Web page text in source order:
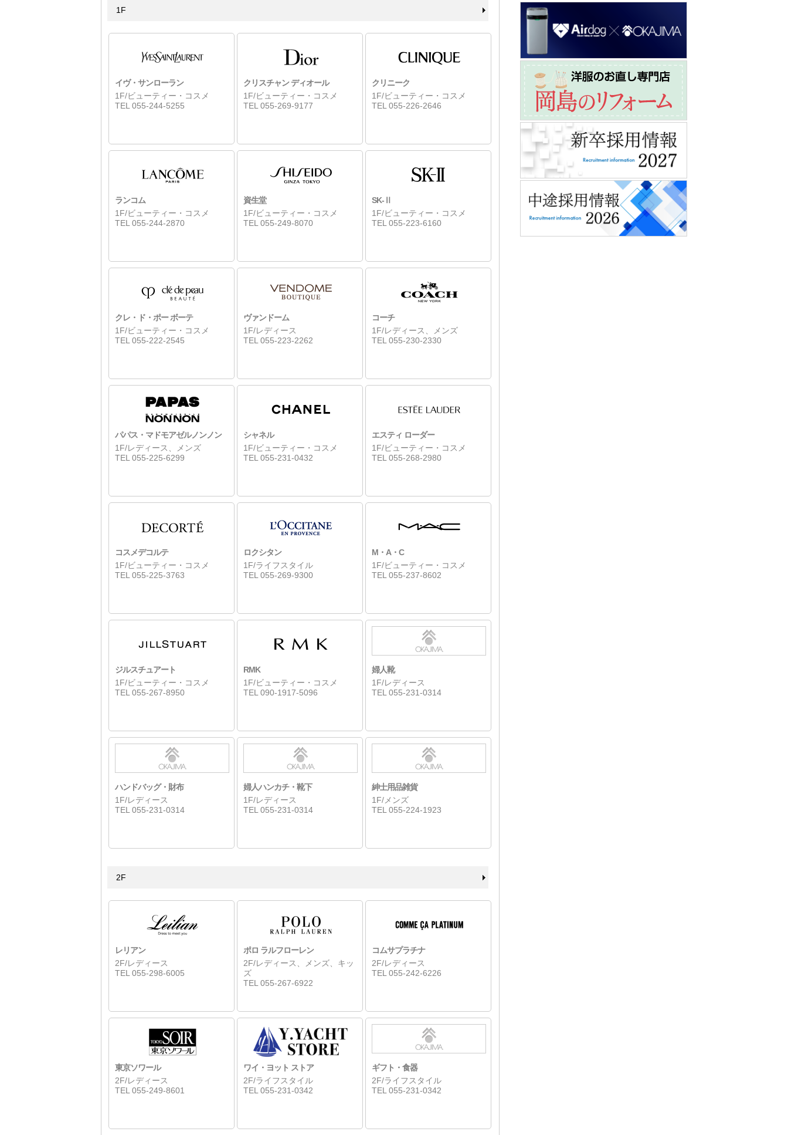
1F
イヴ・サンローラン
1F/ビューティー・コスメ
TEL 055-244-5255
クリスチャン ディオール
1F/ビューティー・コスメ
TEL 055-269-9177
クリニーク
1F/ビューティー・コスメ
TEL 055-226-2646
ランコム
1F/ビューティー・コスメ
TEL 055-244-2870
資生堂
1F/ビューティー・コスメ
TEL 055-249-8070
SK-Ⅱ
1F/ビューティー・コスメ
TEL 055-223-6160
クレ・ド・ポー ボーテ
1F/ビューティー・コスメ
TEL 055-222-2545
ヴァンドーム
1F/レディース
TEL 055-223-2262
コーチ
1F/レディース、メンズ
TEL 055-230-2330
パパス・マドモアゼルノンノン
1F/レディース、メンズ
TEL 055-225-6299
シャネル
1F/ビューティー・コスメ
TEL 055-231-0432
エスティ ローダー
1F/ビューティー・コスメ
TEL 055-268-2980
コスメデコルテ
1F/ビューティー・コスメ
TEL 055-225-3763
ロクシタン
1F/ライフスタイル
TEL 055-269-9300
M・A・C
1F/ビューティー・コスメ
TEL 055-237-8602
ジルスチュアート
1F/ビューティー・コスメ
TEL 055-267-8950
RMK
1F/ビューティー・コスメ
TEL 090-1917-5096
婦人靴
1F/レディース
TEL 055-231-0314
ハンドバッグ・財布
1F/レディース
TEL 055-231-0314
婦人ハンカチ・靴下
1F/レディース
TEL 055-231-0314
紳士用品雑貨
1F/メンズ
TEL 055-224-1923
2F
レリアン
2F/レディース
TEL 055-298-6005
ポロ ラルフローレン
2F/レディース、メンズ、キッ
ズ
TEL 055-267-6922
コムサプラチナ
2F/レディース
TEL 055-242-6226
東京ソワール
2F/レディース
TEL 055-249-8601
ワイ・ヨット ストア
2F/ライフスタイル
TEL 055-231-0342
ギフト・食器
2F/ライフスタイル
TEL 055-231-0342